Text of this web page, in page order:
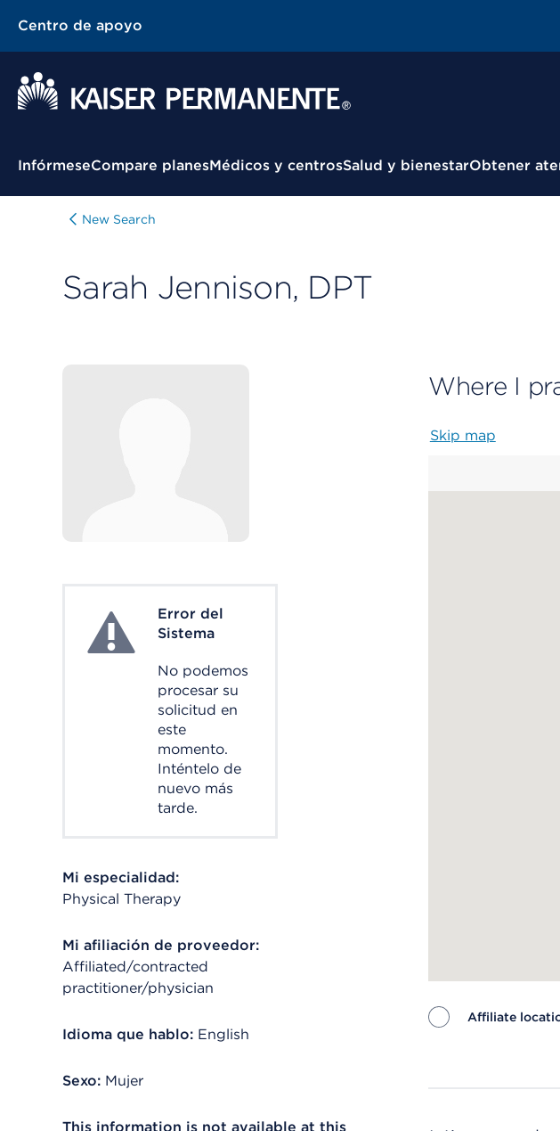
Centro de apoyo
Menú contextual
InfórmeseCompare planesMédicos y centrosSalud y bienestarObtener
New Search
Sarah Jennison, DPT
System ErrorError del
Sistema
No podemos
procesar su
solicitud en
este
momento.
Inténtelo de
nuevo más
tarde.
Mi especialidad:
Physical Therapy
Mi afiliación de proveedor:
Affiliated/contracted
practitioner/physician
Idioma que hablo: English
Sexo: Mujer
This information is not available at this
Where I
Skip map
Affiliate